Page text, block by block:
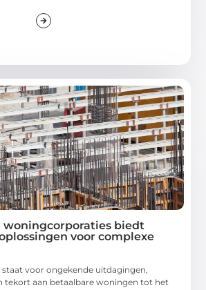
woningcorporaties biedt
voor complexe
voor ongekende uitdagingen,
tekort aan betaalbare woningen tot het